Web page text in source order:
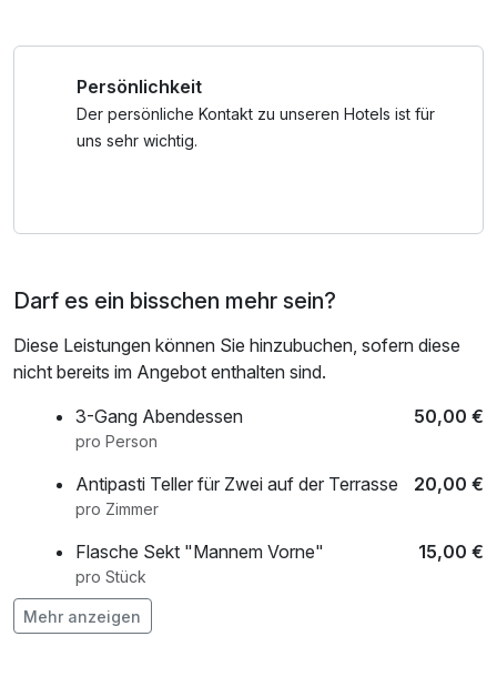
Im hauseigenen Restaurant Twist erwartet Sie eine
elegante Atmosphäre, in der goldene Akzente auf sanfte
Blautöne treffen und ein Ambiente zwischen moderner
Erlebnis, das nachhaltig begeistert.
Den perfekten Auftakt oder Ausklang Ihres Abends
erleben Sie in der stilvollen Joy Bar. Benannt nach der
Mannheimer Jazzlegende Joy Fleming, verbindet sie
kosmopolitisches Flair mit regionaler Identität.
handgemixte Cocktails stehen im Mittelpunkt der Karte.
Persönlichkeit
Der persönliche Kontakt zu unseren Hotels ist für
uns sehr wichtig.
Darf es ein bisschen mehr sein?
Diese Leistungen können Sie hinzubuchen, sofern diese
nicht bereits im Angebot enthalten sind.
3-Gang Abendessen
50,00 €
pro Person
Antipasti Teller für Zwei auf der Terrasse 20,00 €
pro Zimmer
Flasche Sekt "Mannem Vorne" 15,00 €
pro Stück
Flasche Wein
Mehr anzeigen